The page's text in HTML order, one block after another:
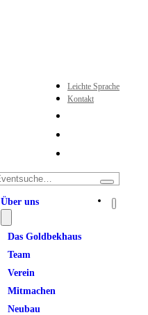
Leichte Sprache
Kontakt
Über uns
Das Goldbekhaus
Team
Verein
Mitmachen
Neubau